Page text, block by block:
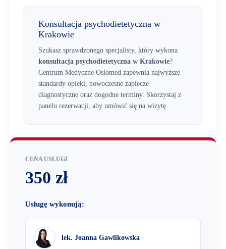
Konsultacja psychodietetyczna w
Krakowie
Szukasz sprawdzonego specjalisty, który wykona
konsultacja psychodietetyczna w Krakowie?
Centrum Medyczne Oslomed zapewnia najwyższe
standardy opieki, nowoczesne zaplecze
diagnostyczne oraz dogodne terminy. Skorzystaj z
panelu rezerwacji, aby umówić się na wizytę.
CENA USŁUGI
350 zł
Usługę wykonują:
lek. Joanna Gawlikowska